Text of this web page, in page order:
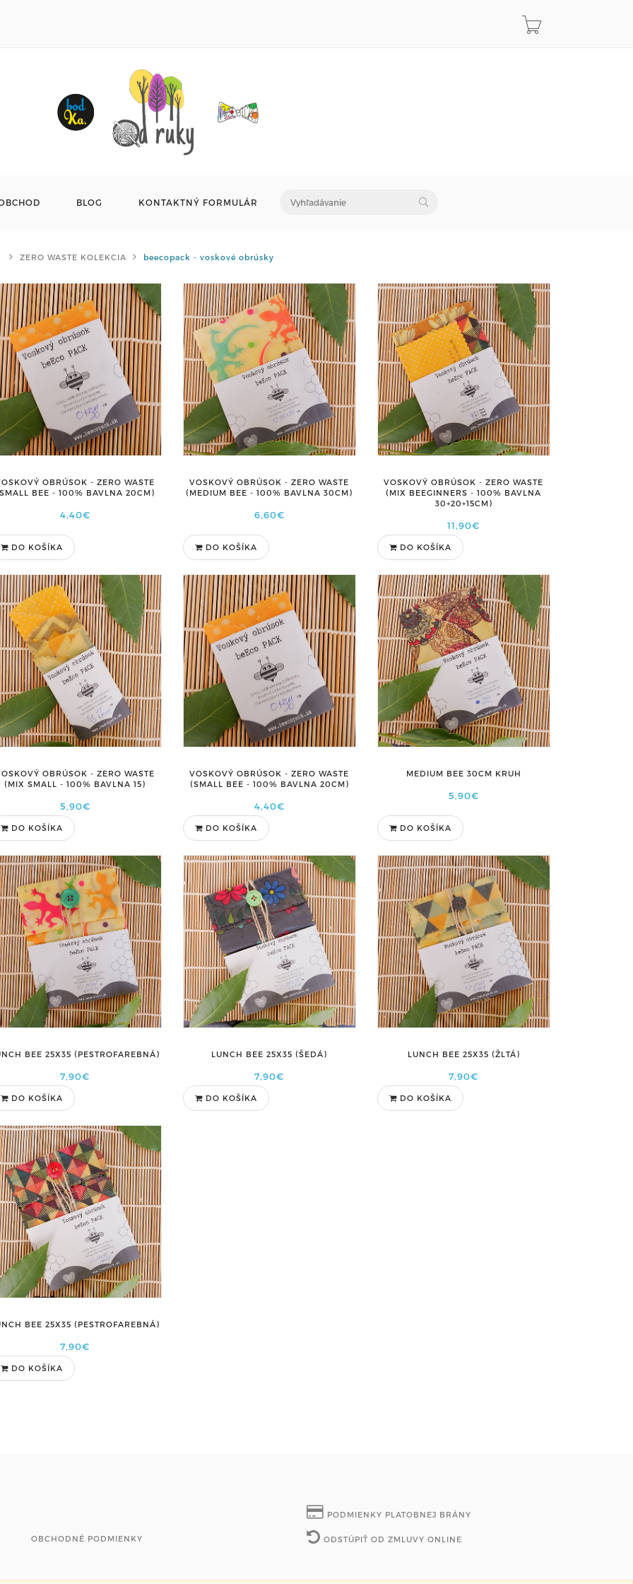
BLOG KONTAKTNÝ FORMULÁR
ZERO WASTE KOLEKCIA beecopack - voskové obrúsky
OBRÚSOK - ZERO WASTE
BEE - 100% BAVLNA 20CM)
4,40€
DO KOŠÍKA
VOSKOVÝ OBRÚSOK - ZERO WASTE
(MEDIUM BEE - 100% BAVLNA 30CM)
6,60€
DO KOŠÍKA
VOSKOVÝ OBRÚSOK - ZERO WASTE
(MIX BEEGINNERS - 100% BAVLNA
30+20+15CM)
11,90€
DO KOŠÍKA
OBRÚSOK - ZERO WASTE
(MIX SMALL - 100% BAVLNA 15)
5,90€
DO KOŠÍKA
VOSKOVÝ OBRÚSOK - ZERO WASTE
(SMALL BEE - 100% BAVLNA 20CM)
4,40€
DO KOŠÍKA
MEDIUM BEE 30CM KRUH
5,90€
DO KOŠÍKA
BEE 25X35 (PESTROFAREBNÁ)
7,90€
DO KOŠÍKA
LUNCH BEE 25X35 (ŠEDÁ)
7,90€
DO KOŠÍKA
LUNCH BEE 25X35 (ŽLTÁ)
7,90€
DO KOŠÍKA
BEE 25X35 (PESTROFAREBNÁ)
7,90€
DO KOŠÍKA
OBCHODNÉ PODMIENKY
PODMIENKY PLATOBNEJ BRÁNY
ODSTÚPIŤ OD ZMLUVY ONLINE